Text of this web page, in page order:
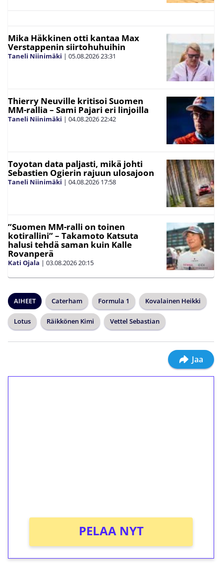
Mika Häkkinen otti kantaa Max
Verstappenin siirtohuhuihin
Taneli Niinimäki | 05.08.202623:31
Thierry Neuville kritisoi Suomen
MM-rallia – Sami Pajari eri linjoilla
Taneli Niinimäki | 04.08.202622:42
Toyotan data paljasti, mikä johti
Sebastien Ogierin rajuun ulosajoon
Taneli Niinimäki | 04.08.2026 17:58
”Suomen MM-ralli on toinen
kotirallini” – Takamoto Katsuta
halusi tehdä saman kuin Kalle
Rovanperä
Kati Ojala | 03.08.202620:15
AIHEET Caterham Formula 1 Kovalainen Heikki
Lotus Räikkönen Kimi Vettel Sebastian
Jaa
PELAA NYT